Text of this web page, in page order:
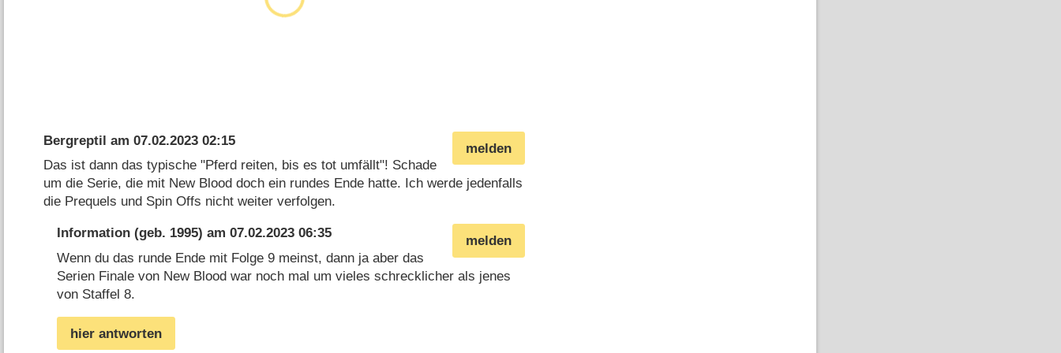
melden
Bergreptil am 07.02.2023 02:15
Das ist dann das typische "Pferd reiten, bis es tot umfällt"! Schade
um die Serie, die mit New Blood doch ein rundes Ende hatte. Ich werde jedenfalls
die Prequels und Spin Offs nicht weiter verfolgen.
melden
Information(geb. 1995) am 07.02.2023 06:35
Wenn du das runde Ende mit Folge 9 meinst, dann ja aber das
Serien Finale von New Blood war noch mal um vieles schrecklicher als jenes
von Staffel 8.
hier antworten